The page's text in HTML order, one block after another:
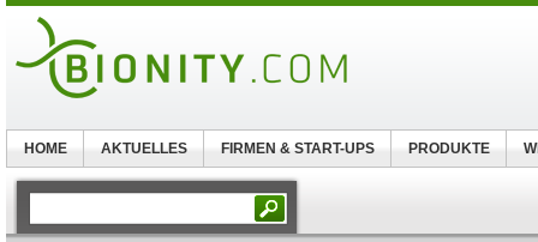
HOME AKTUELLES FIRMEN & START-UPS PRODUKTE